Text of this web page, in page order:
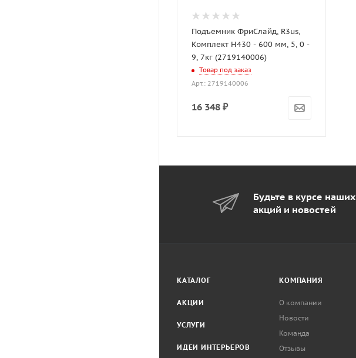
Подъемник ФриСлайд, R3us,
Комплект H430 - 600 мм, 5, 0 -
9, 7кг (2719140006)
Товар под заказ
Арт.: 2719140006
16 348 ₽
Будьте в курсе наших
акций и новостей
КАТАЛОГ
АКЦИИ
УСЛУГИ
ИДЕИ ИНТЕРЬЕРОВ
КОМПАНИЯ
О компании
Новости
Команда
Отзывы